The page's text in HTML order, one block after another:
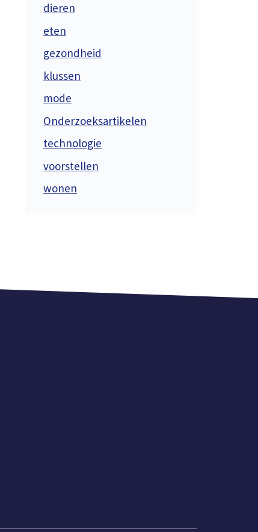
dieren
eten
gezondheid
klussen
mode
Onderzoeksartikelen
technologie
voorstellen
wonen